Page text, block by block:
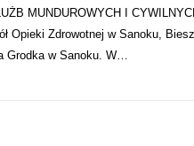
MUNDUROWYCH I
Opieki Zdrowotnej w Sanoku,
Grodka w Sanoku. W…